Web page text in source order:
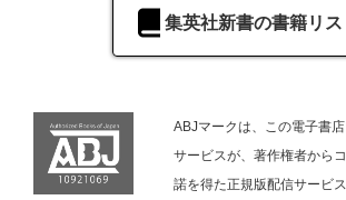
集英社新書の書籍リス
ABJマークは、この電子書
サービスが、著作権者から
諾を得た正規版配信サービ